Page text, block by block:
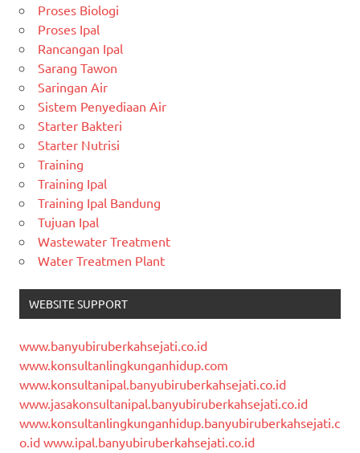
Proses Biologi
Proses Ipal
Rancangan Ipal
Sarang Tawon
Saringan Air
Sistem Penyediaan Air
Starter Bakteri
Starter Nutrisi
Training
Training Ipal
Training Ipal Bandung
Tujuan Ipal
Wastewater Treatment
Water Treatmen Plant
WEBSITE SUPPORT
www.banyubiruberkahsejati.co.id
www.konsultanlingkunganhidup.com
www.konsultanipal.banyubiruberkahsejati.co.id
www.jasakonsultanipal.banyubiruberkahsejati.co.id
www.konsultanlingkunganhidup.banyubiruberkahsejati.c
o.id www.ipal.banyubiruberkahsejati.co.id